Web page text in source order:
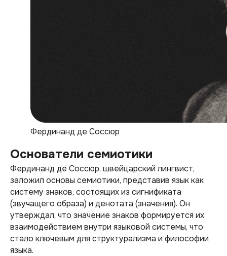
Фердинанд де Соссюр
Основатели семиотики
Фердинанд де Соссюр, швейцарский лингвист,
заложил основы семиотики, представив язык как
систему знаков, состоящих из сигнификата
(звучащего образа) и денотата (значения). Он
утверждал, что значение знаков формируется их
взаимодействием внутри языковой системы, что
стало ключевым для структурализма и философии
языка.